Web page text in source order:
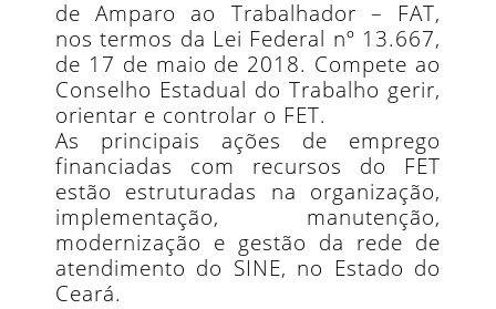
de Amparo ao Trabalhador – FAT,
nos termos da Lei Federal nº 13.667,
de 17 de maio de 2018. Compete ao
Conselho Estadual do Trabalho gerir,
orientar e controlar o FET.
As principais ações de emprego
financiadas com recursos do FET
estão estruturadas na organização,
implementação, manutenção,
modernização e gestão da rede de
atendimento do SINE, no Estado do
Ceará.